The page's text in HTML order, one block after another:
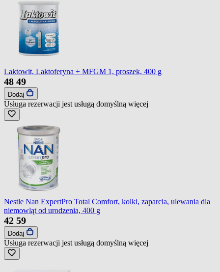
Laktowit, Laktoferyna + MFGM 1, proszek, 400 g
48 49
Dodaj
Usługa rezerwacji jest usługą domyślną więcej
Nestle Nan ExpertPro Total Comfort, kolki, zaparcia, ulewania dla
niemowląt od urodzenia, 400 g
42 59
Dodaj
Usługa rezerwacji jest usługą domyślną więcej